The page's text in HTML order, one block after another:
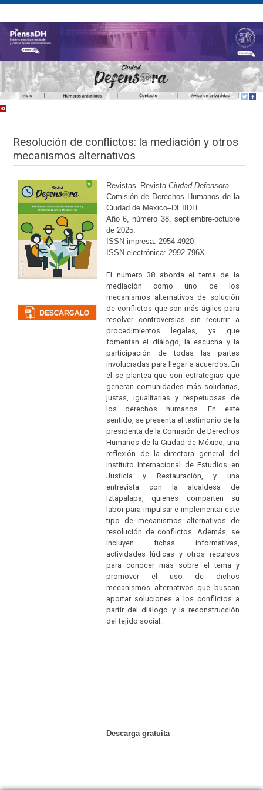
Resolución de conflictos: la mediación y otros
mecanismos alternativos
Revistas–Revista Ciudad Defensora
Comisión de Derechos Humanos de la
Ciudad de México–DEIIDH
Año 6, número 38, septiembre-octubre
de 2025.
ISSN impresa: 2954 4920
ISSN electrónica: 2992 796X
El número 38 aborda el tema de la
mediación como uno de los
mecanismos alternativos de solución
de conflictos que son más ágiles para
resolver controversias sin recurrir a
procedimientos legales, ya que
fomentan el diálogo, la escucha y la
participación de todas las partes
involucradas para llegar a acuerdos. En
él se plantea que son estrategias que
generan comunidades más solidarias,
justas, igualitarias y respetuosas de
los derechos humanos. En este
sentido, se presenta el testimonio de la
presidenta de la Comisión de Derechos
Humanos de la Ciudad de México, una
reflexión de la directora general del
Instituto Internacional de Estudios en
Justicia y Restauración, y una
entrevista con la alcaldesa de
Iztapalapa, quienes comparten su
labor para impulsar e implementar este
tipo de mecanismos alternativos de
resolución de conflictos. Además, se
incluyen fichas informativas,
actividades lúdicas y otros recursos
para conocer más sobre el tema y
promover el uso de dichos
mecanismos alternativos que buscan
aportar soluciones a los conflictos a
partir del diálogo y la reconstrucción
del tejido social.
Descarga gratuita